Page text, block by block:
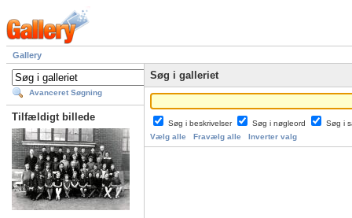
Gallery
Avanceret Søgning
Tilfældigt billede
Søg i galleriet
Søg i beskrivelser Søg i nøgleord
Søg i
Vælg alle
Fravælg alle Inverter valg